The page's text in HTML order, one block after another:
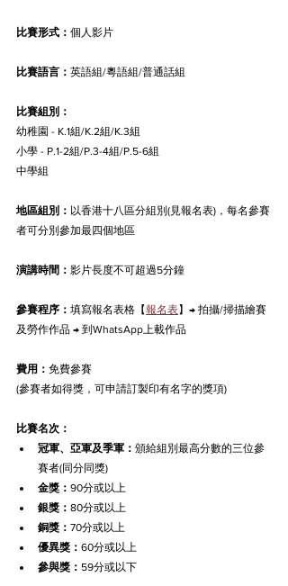
比賽形式： 個人影片
比賽語言： 英語組/粵語組/普通話組
比賽組別：
幼稚園 - K.1組/K.2組/K.3組
小學 - P.1-2組/P.3-4組/P.5-6組
中學組
地區組別： 以香港十八區分組別(見報名表)，每名參賽
者可分別參加最四個地區
演講時間： 影片長度不可超過5分鐘
參賽程序： 填寫報名表格【報名表】→ 拍攝/掃描繪賽
及勞作作品 → 到WhatsApp上載作品
費用： 免費參賽
(參賽者如得獎，可申請訂製印有名字的獎項)
比賽名次：
冠軍、亞軍及季軍： 頒給組別最高分數的三位參
賽者(同分同獎)
金獎： 90分或以上
銀獎： 80分或以上
銅獎： 70分或以上
優異獎： 60分或以上
參與獎： 59分或以下